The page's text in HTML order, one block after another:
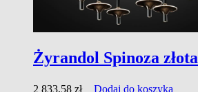
Żyrandol Spinoza złota
2 833,58 zł
Dodaj do koszyka